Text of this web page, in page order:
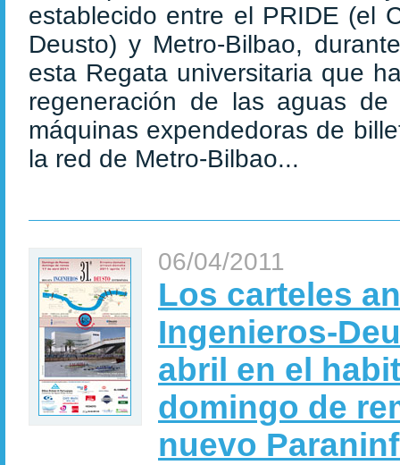
establecido entre el PRIDE (el
Deusto) y Metro-Bilbao,
esta Regata universitaria que
regeneración de las aguas
máquinas expendedoras de
la red de Metro-Bilbao...
06/04/2011
Los carteles
Ingenieros-
abril en el
domingo de
nuevo